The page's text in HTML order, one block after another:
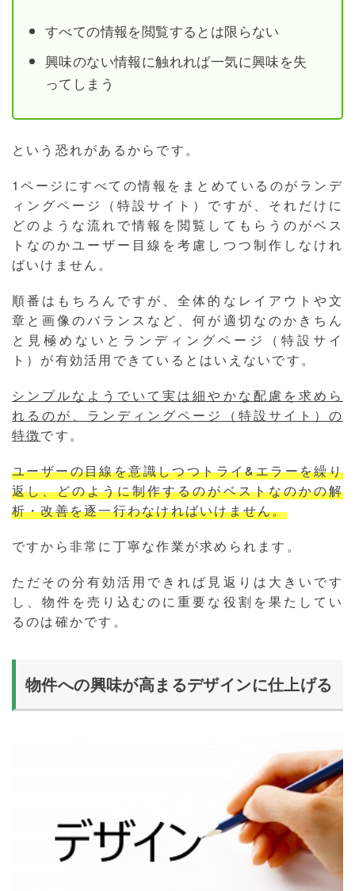
すべての情報を閲覧するとは限らない
興味のない情報に触れれば一気に興味を失
ってしまう
という恐れがあるからです。
1ページにすべての情報をまとめているのがランデ
ィングページ（特設サイト）ですが、それだけに
どのような流れで情報を閲覧してもらうのがベス
トなのかユーザー目線を考慮しつつ制作しなけれ
ばいけません。
順番はもちろんですが、全体的なレイアウトや文
章と画像のバランスなど、何が適切なのかきちん
と見極めないとランディングページ（特設サイ
ト）が有効活用できているとはいえないです。
シンプルなようでいて実は細やかな配慮を求めら
れるのが、ランディングページ（特設サイト）の
特徴です。
ユーザーの目線を意識しつつトライ&エラーを繰り
返し、どのように制作するのがベストなのかの解
析・改善を逐一行わなければいけません。
ですから非常に丁寧な作業が求められます。
ただその分有効活用できれば見返りは大きいです
し、物件を売り込むのに重要な役割を果たしてい
るのは確かです。
物件への興味が高まるデザインに仕上げる